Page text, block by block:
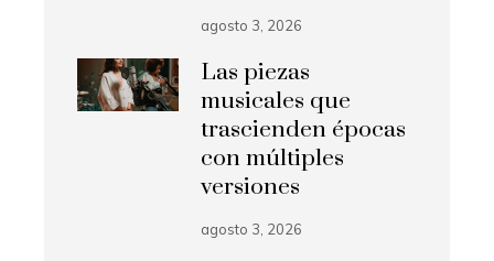
agosto 3, 2026
Las piezas
musicales que
trascienden épocas
con múltiples
versiones
agosto 3, 2026